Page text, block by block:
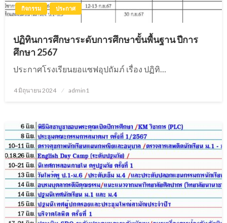
กิจกรรม ประกาศ
ปฏิทินการศึกษาระดับการศึกษาขั้นพื้นฐาน ปีการ
ศึกษา 2567
ประกาศโรงเรียนยอแซฟอุปถัมภ์ เรื่อง ปฏิทิ…
Posted
4 มิถุนายน 2024 admin1